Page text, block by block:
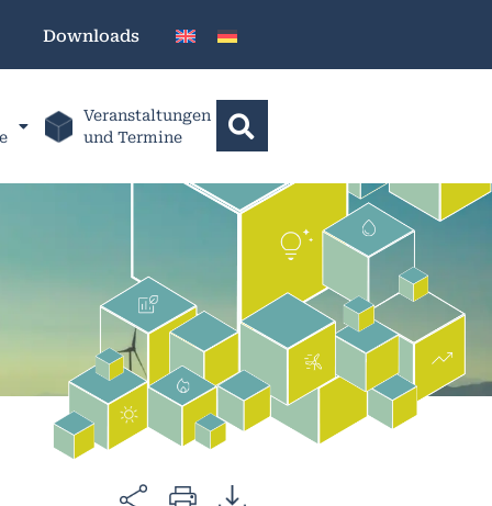
Downloads
Veranstaltungen
und Termine